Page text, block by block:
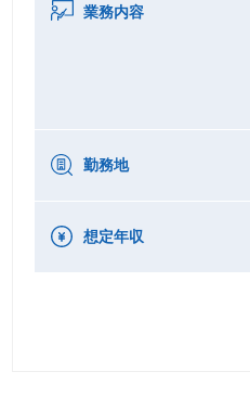
業務内容
勤務地
想定年収